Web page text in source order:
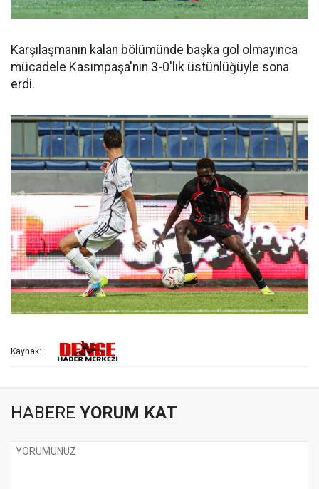
Karşılaşmanın kalan bölümünde başka gol olmayınca
mücadele Kasımpaşa'nın 3-0'lık üstünlüğüyle sona
erdi.
Kaynak:
HABERE YORUM KAT